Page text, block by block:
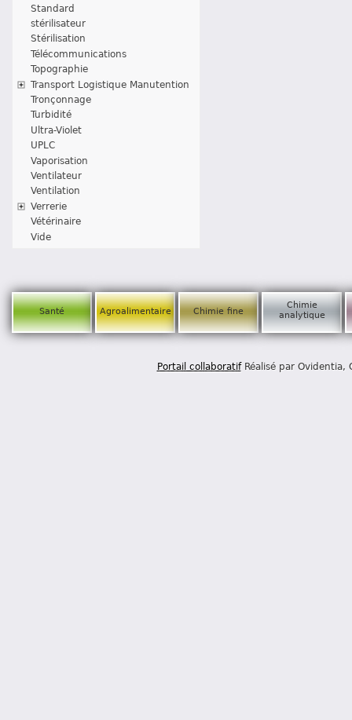
Standard
stérilisateur
Stérilisation
Télécommunications
Topographie
Transport Logistique Manutention
Tronçonnage
Turbidité
Ultra-Violet
UPLC
Vaporisation
Ventilateur
Ventilation
Verrerie
Vétérinaire
Vide
Santé Agroalimentaire Chimie fine
Chimie
analytique
Portail collaboratifRéalisé par Ovidentia,